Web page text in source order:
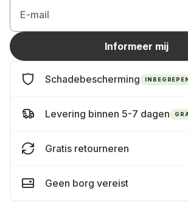
E-mail
Informeer mij
Schadebescherming
Levering binnen 5-7 dagen
Gratis retourneren
Geen borg vereist